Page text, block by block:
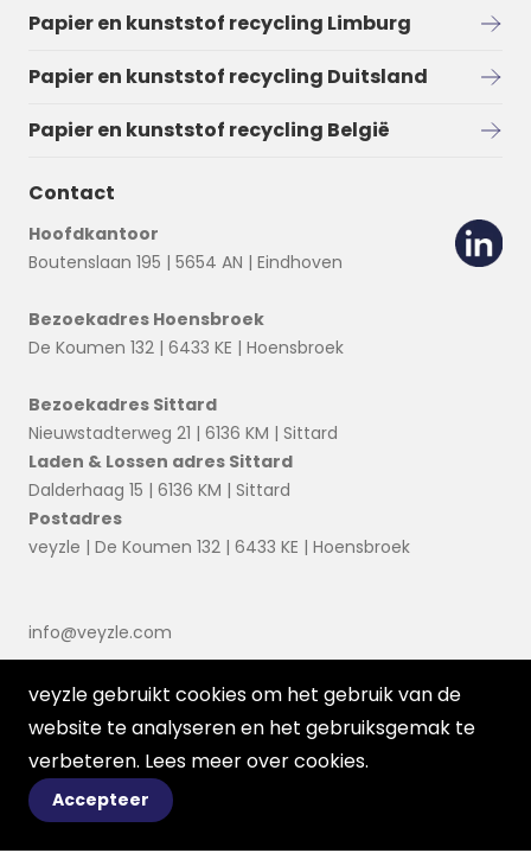
Papier en kunststof recycling Limburg
Papier en kunststof recycling Duitsland
Papier en kunststof recycling België
Contact
Hoofdkantoor
Boutenslaan 195 | 5654 AN | Eindhoven
Bezoekadres Hoensbroek
De Koumen 132 | 6433 KE | Hoensbroek
Bezoekadres Sittard
Nieuwstadterweg 21 | 6136 KM | Sittard
Laden & Lossen adres Sittard
Dalderhaag 15 | 6136 KM | Sittard
Postadres
veyzle | De Koumen 132 | 6433 KE | Hoensbroek
info@veyzle.com
© 2026 Ortessa
veyzle gebruikt cookies om het gebruik van de
website te analyseren en het gebruiksgemak te
verbeteren. Lees meer overcookies.
Accepteer